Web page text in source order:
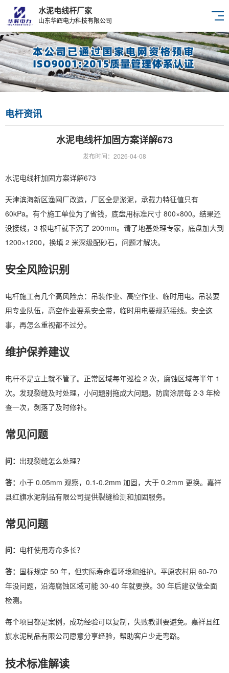
水泥电线杆厂家
山东华辉电力科技有限公司
电杆资讯
水泥电线杆加固方案详解673
发布时间：2026-04-08
水泥电线杆加固方案详解673
天津滨海新区渔网厂改造，厂区全是淤泥，承载力特征值只有
60kPa。有个施工单位为了省钱，底盘用标准尺寸 800×800。结果还
没接线，3 根电杆就下沉了 200mm。请了地基处理专家，底盘加大到
1200×1200，换填 2 米深级配砂石，问题才解决。
安全风险识别
电杆施工有几个高风险点：吊装作业、高空作业、临时用电。吊装要
用专业队伍，高空作业要系安全带，临时用电要规范接线。安全这
事，再怎么重视都不过分。
维护保养建议
电杆不是立上就不管了。正常区域每年巡检 2 次，腐蚀区域每半年 1
次。发现裂缝及时处理，小问题别拖成大问题。防腐涂层每 2-3 年检
查一次，剥落了及时修补。
常见问题
问： 出现裂缝怎么处理？
答： 小于 0.05mm 观察，0.1-0.2mm 加固，大于 0.2mm 更换。嘉祥
县红旗水泥制品有限公司提供裂缝检测和加固服务。
常见问题
问： 电杆使用寿命多长？
答： 国标规定 50 年，但实际寿命看环境和维护。平原农村用 60-70
年没问题，沿海腐蚀区域可能 30-40 年就要换。30 年后建议做全面
检测。
每个项目都是案例，成功经验可以复制，失败教训要避免。嘉祥县红
旗水泥制品有限公司愿意分享经验，帮助客户少走弯路。
技术标准解读